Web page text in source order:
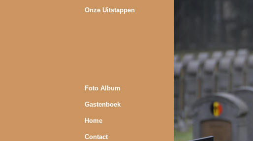
Onze Uitstappen
Foto Album
Gastenboek
Home
Contact